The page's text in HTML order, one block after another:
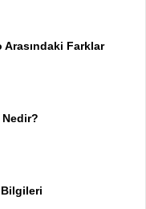
Farklar
Nedir?
Bilgileri